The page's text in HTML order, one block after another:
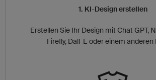
1. KI-Design erstellen
Erstellen Sie Ihr Design mit Chat GPT,
Firefly, Dall-E oder einem anderen